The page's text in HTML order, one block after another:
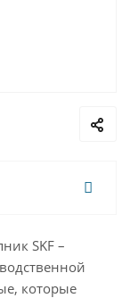
SKF –
которые